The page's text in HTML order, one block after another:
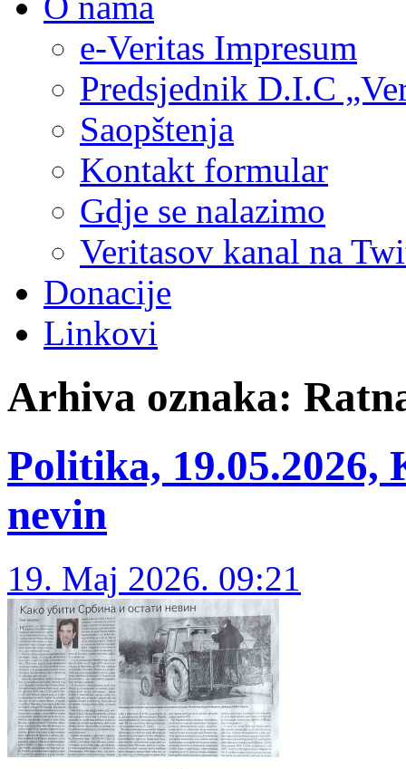
e-Veritas Impresum
Predsjednik D.I.C
Saopštenja
Kontakt formular
Gdje se nalazimo
Veritasov kanal na
Donacije
Linkovi
Arhiva oznaka:
Politika,
nevin
19. Maj 2026. 09:21